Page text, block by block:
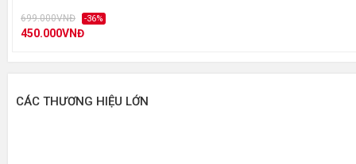
699.000VNĐ -36%
450.000VNĐ
CÁC THƯƠNG HIỆU LỚN